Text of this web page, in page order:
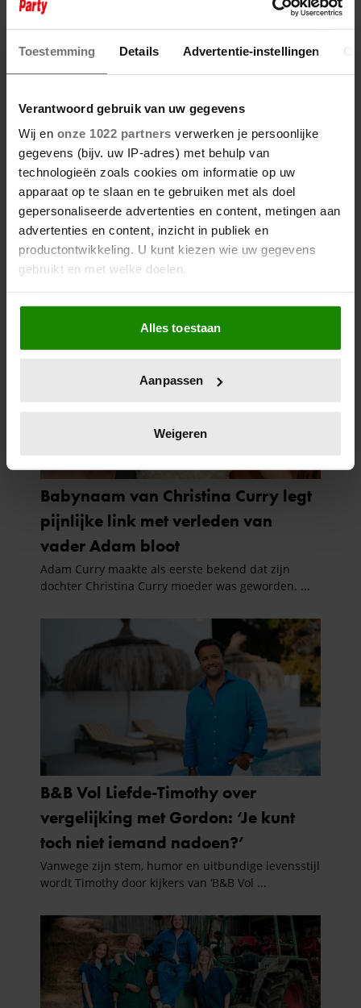
Toestemming Details Advertentie-instellingen
Verantwoord gebruik van uw gegevens
Wij en onze 1022 partners verwerken je persoonlijke
gegevens (bijv. uw IP-adres) met behulp van
technologieën zoals cookies om informatie op uw
apparaat op te slaan en te gebruiken met als doel
gepersonaliseerde advertenties en content, metingen aan
advertenties en content, inzicht in publiek en
productontwikkeling. U kunt kiezen wie uw gegevens
gebruikt en met welke doelen.
Als u het toestaat, willen we ook graag:
Informatie verzamelen over uw geografische
locatie, die tot een paar meter nauwkeurig kan zijn
scannen op specifieke eigenschappen (fingerprinting)
verwerkt en stel uw voorkeuren in het
intrekken in de Cookieverklaring.
We gebruiken cookies om content en advertenties te
personaliseren, om functies voor social media te bieden
en om ons websiteverkeer te analyseren. Ook delen we
informatie over uw gebruik van onze site met onze
partners voor social media, adverteren en analyse. Deze
informatie die u aan ze heeft verstrekt of die ze hebben
verzameld op basis van uw gebruik van hun services. U
gaat akkoord met onze cookies als u onze website blijft
gebruiken.
Alles toestaan
Aanpassen
Weigeren
5 augustus 2026
DEZE TIEN BN’ERS STAPPEN IN
DE GEBLINDEERDE BUS VAN
‘BESTEMMING X’